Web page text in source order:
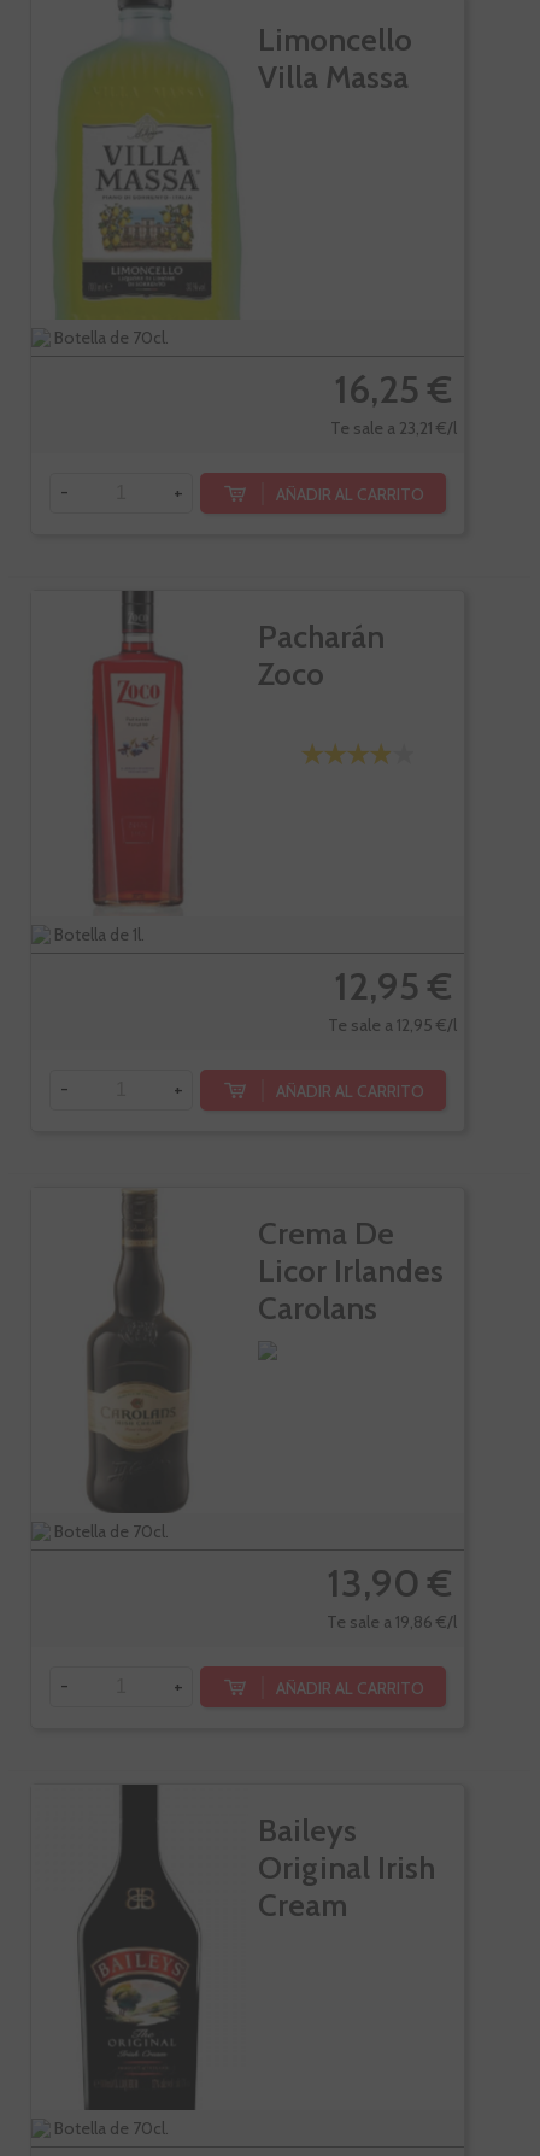
Limoncello
Villa Massa
Botella de 70cl.
16,25 €
Te sale a 23,21 €/l
- + AÑADIR AL CARRITO
Pacharán
Zoco
Botella de 1l.
12,95 €
Te sale a 12,95 €/l
- + AÑADIR AL CARRITO
Crema De
Licor Irlandes
Carolans
Botella de 70cl.
13,90 €
Te sale a 19,86 €/l
- + AÑADIR AL CARRITO
Baileys
Original Irish
Cream
Botella de 70cl.